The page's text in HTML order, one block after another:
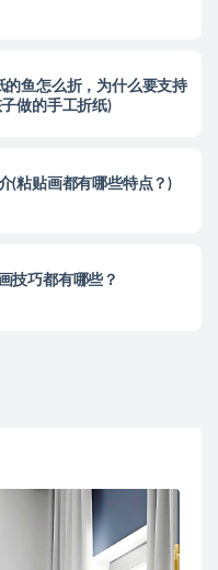
的鱼怎么折，为什么要支持
做的手工折纸)
(粘贴画都有哪些特点？)
技巧都有哪些？